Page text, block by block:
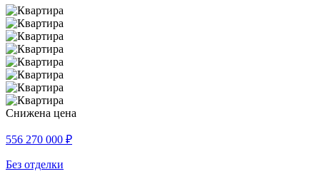
Снижена цена
556 270 000 ₽
Без отделки